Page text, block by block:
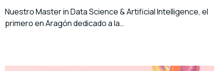
Nuestro Master in Data Science & Artificial Intelligence, el
primero en Aragón dedicado a la…